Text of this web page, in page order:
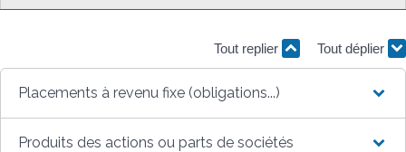
Tout replier Tout déplier
Placements à revenu fixe (obligations...)
Produits des actions ou parts de sociétés